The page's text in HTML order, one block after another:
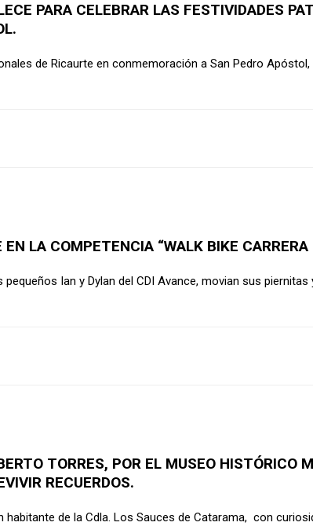
PARA CELEBRAR LAS FESTIVIDADES
de Ricaurte en conmemoración a San Pedro
EN LA COMPETENCIA “WALK BIKE
pequeños Ian y Dylan del CDI Avance, movian sus
TORRES, POR EL MUSEO HISTÓRICO
RECUERDOS.
habitante de la Cdla. Los Sauces de Catarama, con